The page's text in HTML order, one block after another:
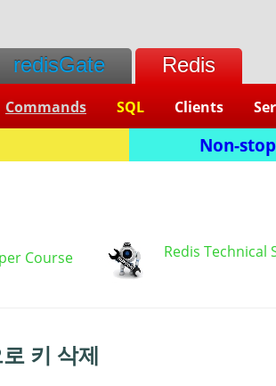
redisGate Redis
Commands SQL Clients
Non-
Course Redis Technical
키 삭제